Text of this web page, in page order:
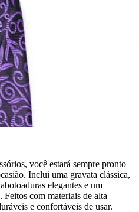
você estará sempre pronto
Inclui uma gravata clássica,
elegantes e um
com materiais de alta
e confortáveis de usar.